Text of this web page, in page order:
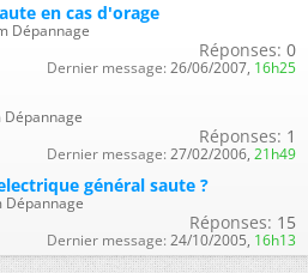
en cas d'orage
Dépannage
Réponses: 0
Dernier message: 26/06/2007, 16h25
Réponses: 1
Dernier message: 27/02/2006, 21h49
général saute ?
Dépannage
Réponses: 15
Dernier message: 24/10/2005, 16h13